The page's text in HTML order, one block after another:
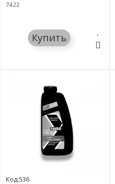
7422
Купить
Код:536